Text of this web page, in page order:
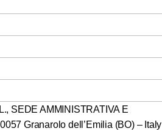
SEDE AMMINISTRATIVA E
Granarolo dell’Emilia (BO) – Italy